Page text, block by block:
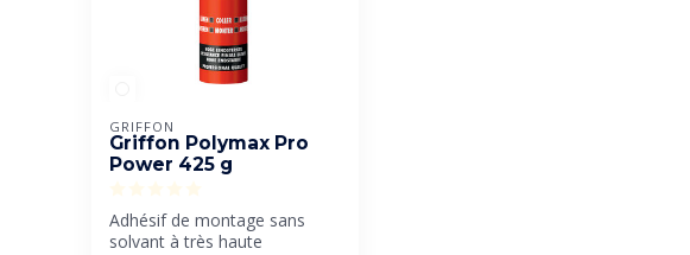
GRIFFON
Griffon Polymax Pro
Power 425 g
Adhésif de montage sans
solvant à très haute